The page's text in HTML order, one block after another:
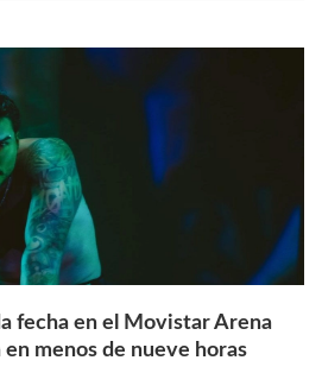
fecha en el Movistar Arena
menos de nueve horas